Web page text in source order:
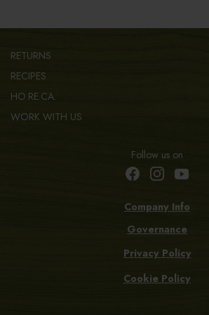
RETURNS
RECIPES
HO.RE.CA.
WORK WITH US
Follow us on
Company Info
Governance
Privacy Policy
Cookie Policy